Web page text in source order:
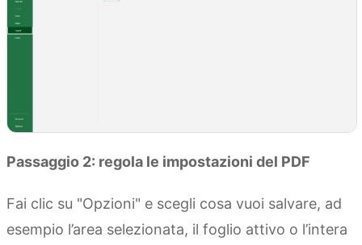
Passaggio 2: regola le impostazioni del PDF
Fai clic su "Opzioni" e scegli cosa vuoi salvare, ad
esempio l’area selezionata, il foglio attivo o l’intera